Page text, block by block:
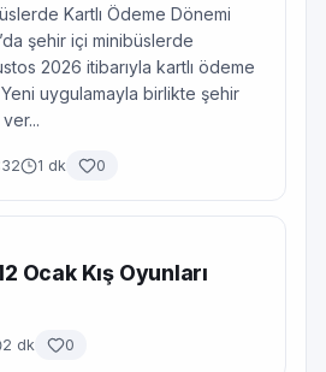
Kartlı Ödeme Dönemi
şehir içi minibüslerde
2026 itibarıyla kartlı ödeme
uygulamayla birlikte şehir
1 dk 0
Ocak Kış Oyunları
2 dk 0